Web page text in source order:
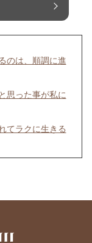
のは、順調に進
思った事が私に
てラクに生きる
好転させる方法